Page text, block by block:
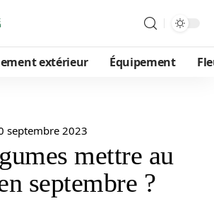
extérieur Équipement
septembre 2023
mettre au
septembre ?